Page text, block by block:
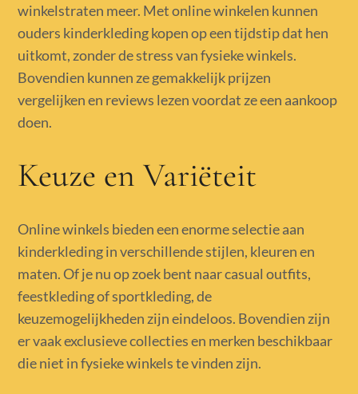
winkelstraten meer. Met online winkelen kunnen
ouders kinderkleding kopen op een tijdstip dat hen
uitkomt, zonder de stress van fysieke winkels.
Bovendien kunnen ze gemakkelijk prijzen
vergelijken en reviews lezen voordat ze een aankoop
doen.
Keuze en Variëteit
Online winkels bieden een enorme selectie aan
kinderkleding in verschillende stijlen, kleuren en
maten. Of je nu op zoek bent naar casual outfits,
feestkleding of sportkleding, de
keuzemogelijkheden zijn eindeloos. Bovendien zijn
er vaak exclusieve collecties en merken beschikbaar
die niet in fysieke winkels te vinden zijn.